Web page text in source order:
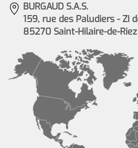
BURGAUD S.A.S.
159, rue des Paludiers - ZI
85270 Saint-Hilaire-de-Riez